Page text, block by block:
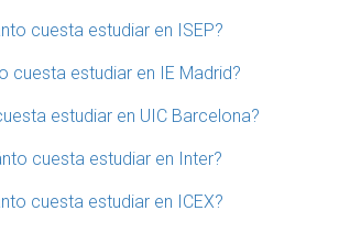
cuesta estudiar en ISEP?
cuesta estudiar en IE Madrid?
estudiar en UIC Barcelona?
cuesta estudiar en Inter?
cuesta estudiar en ICEX?